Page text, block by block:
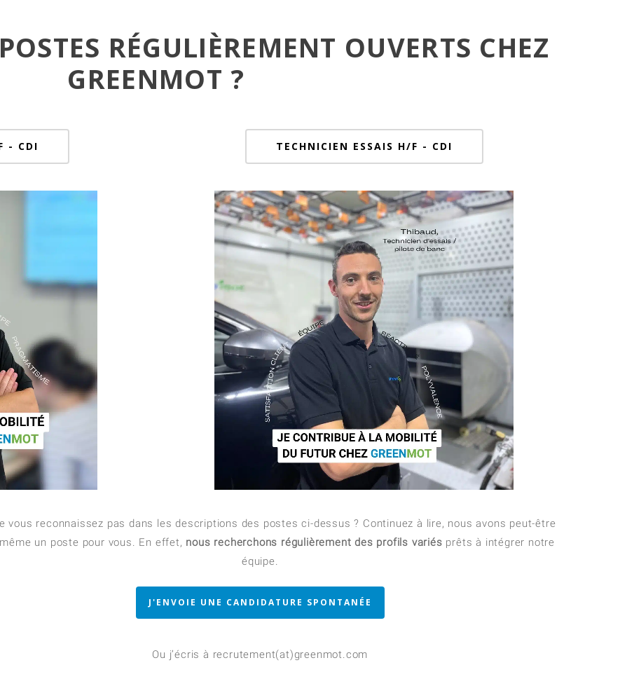
RÉGULIÈREMENT OUVERTS CHEZ
GREENMOT ?
- CDI TECHNICIEN ESSAIS H/F - CDI
vous reconnaissez pas dans les descriptions des postes ci-dessus ? Continuez à lire, nous avons peut-être
un poste pour vous. En effet, nous recherchons régulièrement des profils variés prêts à intégrer notre
équipe.
J'ENVOIE UNE CANDIDATURE SPONTANÉE
Ou j’écris à recrutement(at)greenmot.com